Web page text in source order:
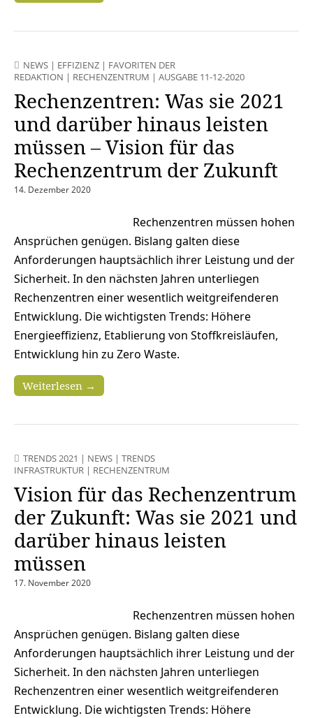
NEWS | EFFIZIENZ | FAVORITEN DER
REDAKTION | RECHENZENTRUM | AUSGABE 11-12-2020
Rechenzentren: Was sie 2021
und darüber hinaus leisten
müssen – Vision für das
Rechenzentrum der Zukunft
14. Dezember 2020
Rechenzentren müssen hohen
Ansprüchen genügen. Bislang galten diese
Anforderungen hauptsächlich ihrer Leistung und der
Sicherheit. In den nächsten Jahren unterliegen
Rechenzentren einer wesentlich weitgreifenderen
Entwicklung. Die wichtigsten Trends: Höhere
Energieeffizienz, Etablierung von Stoffkreisläufen,
Entwicklung hin zu Zero Waste.
Weiterlesen →
TRENDS 2021 | NEWS | TRENDS
INFRASTRUKTUR | RECHENZENTRUM
Vision für das Rechenzentrum
der Zukunft: Was sie 2021 und
darüber hinaus leisten
müssen
17. November 2020
Rechenzentren müssen hohen
Ansprüchen genügen. Bislang galten diese
Anforderungen hauptsächlich ihrer Leistung und der
Sicherheit. In den nächsten Jahren unterliegen
Rechenzentren einer wesentlich weitgreifenderen
Entwicklung. Die wichtigsten Trends: Höhere